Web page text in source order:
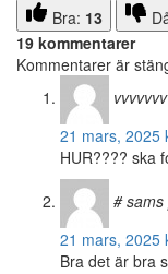
Bra: 13
19 kommentarer
Kommentarer är
21 mars, 2025
HUR???? ska
#
21 mars, 2025
Bra det är bra